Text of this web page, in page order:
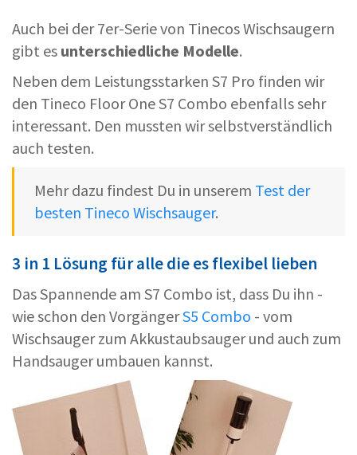
Auch bei der 7er-Serie von Tinecos Wischsaugern
gibt es unterschiedliche Modelle.
Neben dem Leistungsstarken S7 Pro finden wir
den Tineco Floor One S7 Combo ebenfalls sehr
interessant. Den mussten wir selbstverständlich
auch testen.
Mehr dazu findest Du in unserem Test der
besten Tineco Wischsauger.
3 in 1 Lösung für alle die es flexibel lieben
Das Spannende am S7 Combo ist, dass Du ihn -
wie schon den VorgängerS5 Combo - vom
Wischsauger zum Akkustaubsauger und auch zum
Handsauger umbauen kannst.